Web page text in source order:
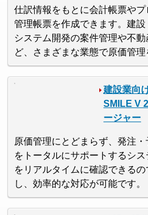
仕訳情報をもとに会計帳票や
管理帳票を作成できます。建設
システム開発の案件管理や不
ど、さまざまな業態で原価管理
建設業向
SMILE V
ージャー
原価管理にとどまらず、発注
をトータルにサポートするシ
をリアルタイムに確認できる
し、効率的な対応が可能です。